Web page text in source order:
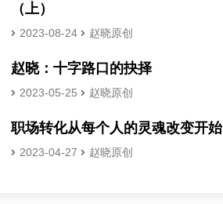
（上）
2023-08-24 赵晓原创
赵晓：十字路口的抉择
2023-05-25 赵晓原创
职场转化从每个人的灵魂改变开始
2023-04-27 赵晓原创